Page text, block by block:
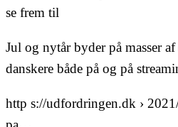
se frem til
Jul og nytår byder på masser
danskere både på og på
http s://udfordringen.dk ›